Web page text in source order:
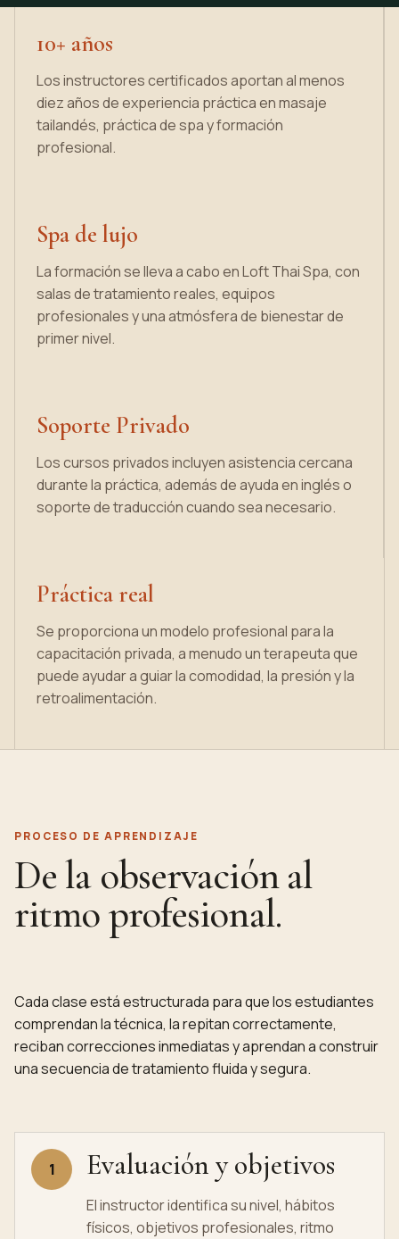
10+ años
Los instructores certificados aportan al menos
diez años de experiencia práctica en masaje
tailandés, práctica de spa y formación
profesional.
Spa de lujo
La formación se lleva a cabo en Loft Thai Spa, con
salas de tratamiento reales, equipos
profesionales y una atmósfera de bienestar de
primer nivel.
Soporte Privado
Los cursos privados incluyen asistencia cercana
durante la práctica, además de ayuda en inglés o
soporte de traducción cuando sea necesario.
Práctica real
Se proporciona un modelo profesional para la
capacitación privada, a menudo un terapeuta que
puede ayudar a guiar la comodidad, la presión y la
retroalimentación.
PROCESO DE APRENDIZAJE
De la observación al
ritmo profesional.
Cada clase está estructurada para que los estudiantes
comprendan la técnica, la repitan correctamente,
reciban correcciones inmediatas y aprendan a construir
una secuencia de tratamiento fluida y segura.
1 Evaluación y objetivos
El instructor identifica su nivel, hábitos
físicos, objetivos profesionales, ritmo